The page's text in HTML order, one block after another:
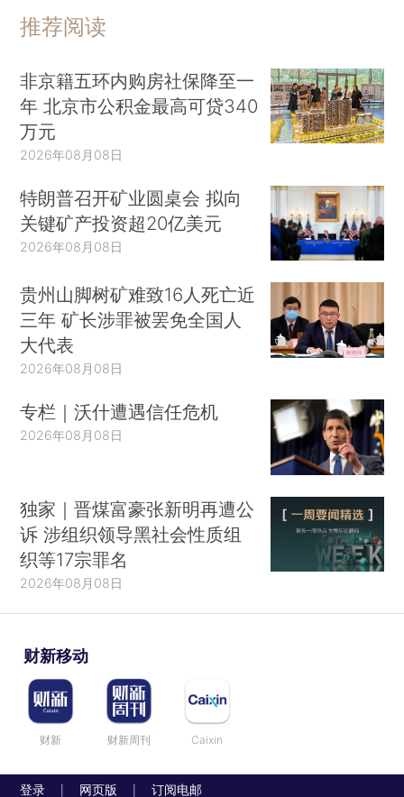
推荐阅读
非京籍五环内购房社保降至一
年 北京市公积金最高可贷340
万元
2026年08月08日
特朗普召开矿业圆桌会 拟向
关键矿产投资超20亿美元
2026年08月08日
贵州山脚树矿难致16人死亡近
三年 矿长涉罪被罢免全国人
大代表
2026年08月08日
专栏｜沃什遭遇信任危机
2026年08月08日
独家｜晋煤富豪张新明再遭公
诉 涉组织领导黑社会性质组
织等17宗罪名
2026年08月08日
财新移动
财新 财新周刊 Caixin
登录 网页版 订阅电邮